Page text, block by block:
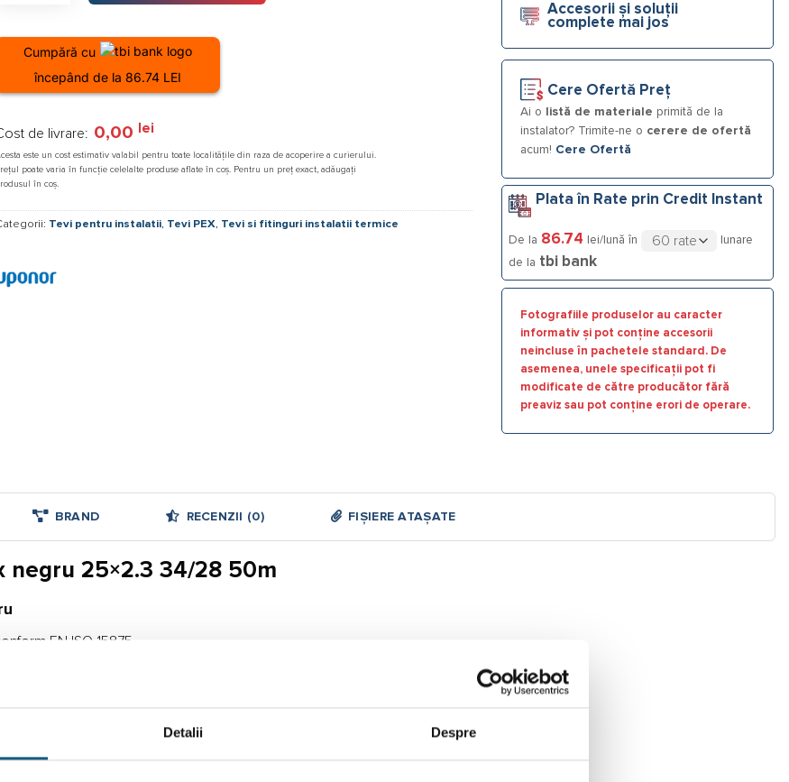
Detalii Despre
Cumpără cu
începând de la 86.74 LEI
de livrare: 0,00 lei
este un cost estimativ valabil pentru toate localitățile din raza de acoperire a curierului.
poate varia în funcție celelalte produse aflate în coș. Pentru un preț exact, adăugați
în coș.
Tevi pentru instalatii, Tevi PEX, Tevi si fitinguri instalatii termice
Accesorii și soluții
complete mai jos
Cere Ofertă Preț
Ai o listă de materiale primită de la
instalator? Trimite-ne o cerere de ofertă
acum! Cere Ofertă
Plata în Rate prin Credit Instant
De la 86.74 lei/lună în
lunare
de la tbi bank
Fotografiile produselor au caracter
informativ și pot conține accesorii
neincluse în pachetele standard. De
asemenea, unele specificații pot fi
modificate de către producător fără
preaviz sau pot conține erori de operare.
BRAND RECENZII (0) FIȘIERE ATAȘATE
negru 25×2.3 34/28 50m
EN ISO 15875
conform DIN 4726
cu radiatoare